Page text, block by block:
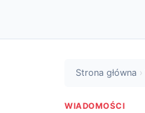
Strona główna ›
WIADOMOŚCI